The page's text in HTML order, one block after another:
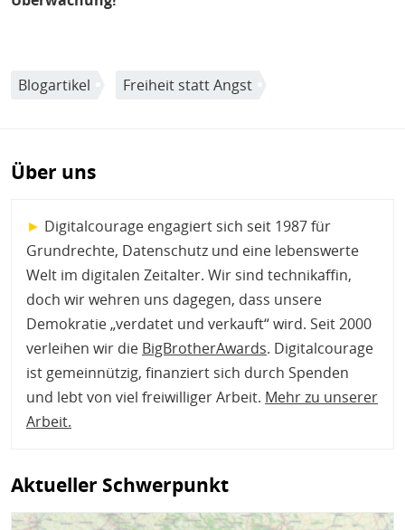
Blogartikel Freiheit statt Angst
Über uns
► Digitalcourage engagiert sich seit 1987 für
Grundrechte, Datenschutz und eine lebenswerte
Welt im digitalen Zeitalter. Wir sind technikaffin,
doch wir wehren uns dagegen, dass unsere
Demokratie „verdatet und verkauft“ wird. Seit 2000
verleihen wir die BigBrotherAwards. Digitalcourage
ist gemeinnützig, finanziert sich durch Spenden
und lebt von viel freiwilliger Arbeit. Mehr zu unserer
Arbeit.
Aktueller Schwerpunkt
Bild